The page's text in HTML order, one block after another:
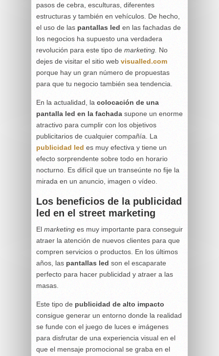
pasos de cebra, esculturas, diferentes
estructuras y también en vehículos. De hecho,
el uso de las pantallas led en las fachadas de
los negocios ha supuesto una verdadera
revolución para este tipo de marketing. No
dejes de visitar el sitio web visualled.com
porque hay un gran número de propuestas
para que tu negocio también sea tendencia.
En la actualidad, la colocación de una
pantalla led en la fachada supone un enorme
atractivo para cumplir con los objetivos
publicitarios de cualquier compañía. La
publicidad led es muy efectiva y tiene un
efecto sorprendente sobre todo en horario
nocturno. Es difícil que un transeúnte no fije la
mirada en un anuncio, imagen o vídeo.
Los beneficios de la publicidad
led en el street marketing
El marketing es muy importante para conseguir
atraer la atención de nuevos clientes para que
compren servicios o productos. En los últimos
años, las pantallas led son el escaparate
perfecto para hacer publicidad y atraer a las
masas.
Este tipo de publicidad de alto impacto
consigue generar un entorno donde la realidad
se funde con el juego de luces e imágenes
para disfrutar de una experiencia visual en el
que el mensaje promocional se graba en el